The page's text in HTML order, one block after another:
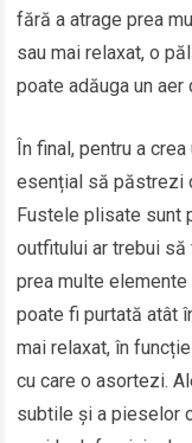
fără a atrage prea
sau mai relaxat, o
poate adăuga un
În final, pentru a
esențial să păstrezi
Fustele plisate sunt
outfitului ar trebui
prea multe
poate fi purtată atât
mai relaxat, în
cu care o asortezi.
subtile și a pieselor